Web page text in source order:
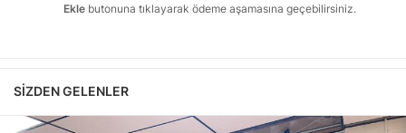
Ekle butonuna tıklayarak ödeme aşamasına geçebilirsiniz.
SIZDEN GELENLER